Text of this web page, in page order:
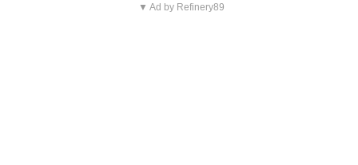
▼ Ad by Refinery89